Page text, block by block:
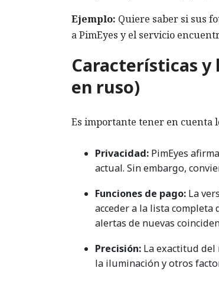
Ejemplo: Quiere saber si sus
a PimEyes y el servicio
Características y
en ruso)
Es importante tener en cuenta
Privacidad: PimEyes
actual. Sin embargo,
Funciones de pago: La
acceder a la lista completa
alertas de nuevas
Precisión: La exactitud del
la iluminación y otros